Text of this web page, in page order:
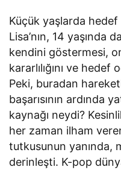
Küçük yaşlarda
Lisa’nın, 14 yaşında
kendini göstermesi,
kararlılığını ve hedef
Peki, buradan
başarısının ardında
kaynağı neydi?
her zaman ilham
tutkusunun yanında,
derinleşti. K-pop